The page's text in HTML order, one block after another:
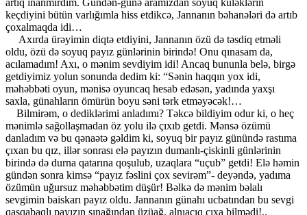
artıq inanmırdım. Gündən-günə aramızdan soyuq küləklərin
keçdiyini bütün varlığımla hiss etdikcə, Jannanın bəhanələri də artıb
çoxalmaqda idi…
​ ​ ​ ​ ​ Axırda ürəyimin diqtə etdiyini, Jannanın özü də təsdiq etməli
oldu, özü də soyuq payız günlərinin birində! Onu qınasam da,
acılamadım! Axı, o mənim​ sevdiyim idi! Ancaq bununla belə, birgə
getdiyimiz yolun sonunda dedim ki: “Sənin haqqın yox idi,
məhəbbəti oyun, mənisə oyuncaq hesab edəsən, yadında yaxşı
saxla, günahların ömürün boyu səni tərk etməyəcək!…
​ ​ ​ ​ Bilmirəm, o dediklərimi anladımı? Təkcə bildiyim odur ki, o heç
mənimlə sağollaşmadan öz yolu ilə çıxıb getdi. Mənsə özümü
danladım və bu qənaətə gəldim ki, soyuq bir payız günündə rastıma
çıxan bu qız, illər sonrası elə payızın dumanlı-çiskinli günlərinin
birində də durna qatarına qoşulub, uzaqlara “uçub” getdi! Elə həmin
gündən sonra kimsə “payız fəslini çox sevirəm”- deyəndə, yadıma
özümün uğursuz məhəbbətim düşür! Bəlkə də mənim bəlalı
sevgimin baiskarı payız oldu. Jannanın günahı ucbatından bu sevgi
qaşqabaqlı payızın sınağından üzüağ, alnıaçıq çıxa bilmədi!..